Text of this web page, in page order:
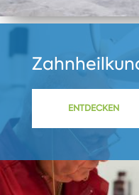
ENTDECKEN